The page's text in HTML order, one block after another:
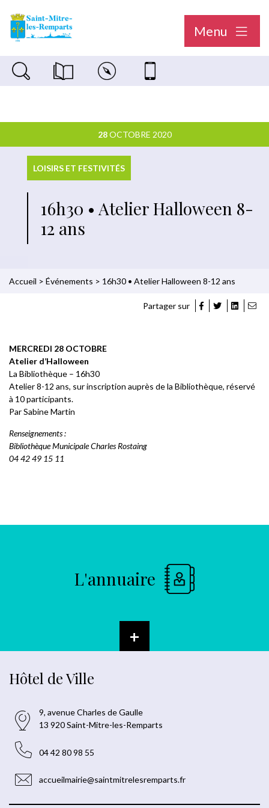
Menu
Recherche sur le siteMagazine municipal "Le Saint-Mitréen"
Carte interactiveNous contacter
28 OCTOBRE 2020
LOISIRS ET FESTIVITÉS
16h30 • Atelier Halloween 8-
12 ans
Accueil > Événements > 16h30 • Atelier Halloween 8-12 ans
Partager sur
MERCREDI 28 OCTOBRE
Atelier d’Halloween
La Bibliothèque – 16h30
Atelier 8-12 ans, sur inscription auprès de la Bibliothèque, réservé
à 10 participants.
Par Sabine Martin
Renseignements :
Bibliothèque Municipale Charles Rostaing
04 42 49 15 11
L'annuaire
+
Hôtel de Ville
9, avenue Charles de Gaulle
13 920 Saint-Mitre-les-Remparts
04 42 80 98 55
accueilmairie@saintmitrelesremparts.fr